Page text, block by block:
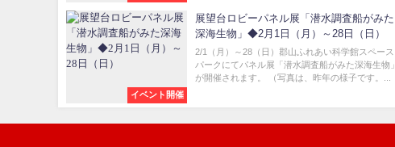
イベント開催
展望台ロビーパネル展「潜水調査船がみた
深海生物」◆2月1日（月）～28日（日）
2/1（月）～28（日）郡山ふれあい科学館スペース
パークにてパネル展「潜水調査船がみた深海生物」
が開催されます。 （写真は、昨年の様子です。...